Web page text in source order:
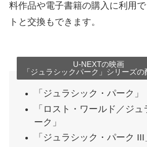
料作品や電子書籍の購入に利用
トと交換もできます。
U-NEXTの映画
「ジュラシックパーク」シリーズの
「ジュラシック・パーク」
「ロスト・ワールド／ジ
ーク」
「ジュラシック・パーク III